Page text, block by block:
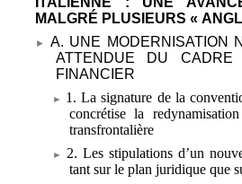
MALGRÉ PLUSIEURS «
A. UNE MODERNISATION
ATTENDUE DU CADRE
FINANCIER
1. La signature de la
concrétise la
transfrontalière
2. Les stipulations d’un
tant sur le plan juridique que